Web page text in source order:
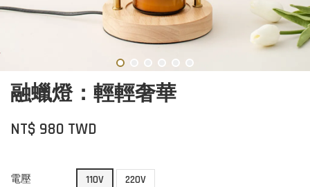
融蠟燈：輕輕奢華
NT$ 980 TWD
電壓 110V 220V